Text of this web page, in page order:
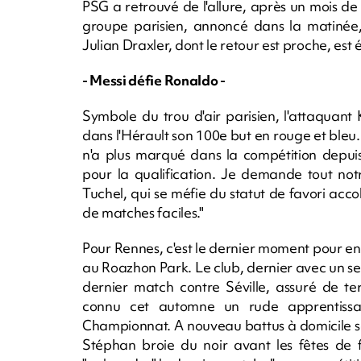
PSG a retrouvé de l'allure, après un mois
groupe parisien, annoncé dans la
Julian Draxler, dont le retour est proche, est
- Messi défie Ronaldo -
Symbole du trou d'air parisien,
dans l'Hérault son 100e but en rouge et
n'a plus marqué dans la compétition
pour la qualification. Je demande tout
Tuchel, qui se méfie du statut de favori
de matches faciles."
Pour Rennes, c'est le dernier moment pour
au Roazhon Park. Le club, dernier avec un
dernier match contre Séville, assuré de
connu cet automne un rude
Championnat. A nouveau battus à domicile
Stéphan broie du noir avant les fêtes de